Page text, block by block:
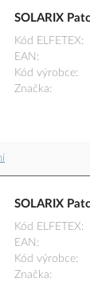
SOLARIX
Kód ELFETEX
EAN
Kód výrobce
Značka
SOLARIX
Kód ELFETEX
EAN
Kód výrobce
Značka